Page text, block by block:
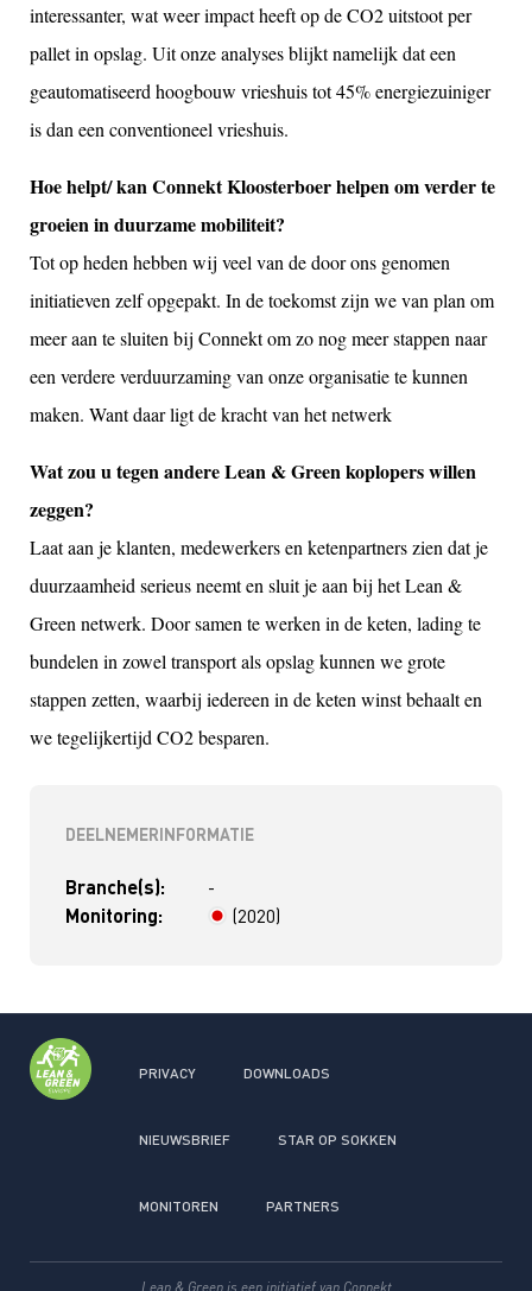
DEELNEMERINFORMATIE
Branche(s): -
Monitoring:
> 4 jaar
(2020)
interessanter, wat weer impact heeft op de CO2 uitstoot per
pallet in opslag. Uit onze analyses blijkt namelijk dat een
geautomatiseerd hoogbouw vrieshuis tot 45% energiezuiniger
is dan een conventioneel vrieshuis.
Hoe helpt/ kan Connekt Kloosterboer helpen om verder te
groeien in duurzame mobiliteit?
Tot op heden hebben wij veel van de door ons genomen
initiatieven zelf opgepakt. In de toekomst zijn we van plan om
meer aan te sluiten bij Connekt om zo nog meer stappen naar
een verdere verduurzaming van onze organisatie te kunnen
maken. Want daar ligt de kracht van het netwerk
Wat zou u tegen andere Lean & Green koplopers willen
zeggen?
Laat aan je klanten, medewerkers en ketenpartners zien dat je
duurzaamheid serieus neemt en sluit je aan bij het Lean &
Green netwerk. Door samen te werken in de keten, lading te
bundelen in zowel transport als opslag kunnen we grote
stappen zetten, waarbij iedereen in de keten winst behaalt en
we tegelijkertijd CO2 besparen.
PRIVACY DOWNLOADS
NIEUWSBRIEF STAR OP SOKKEN
MONITOREN PARTNERS
Lean & Green is een initiatief van Connekt